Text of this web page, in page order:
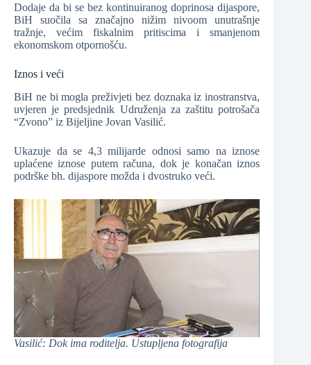
Dodaje da bi se bez kontinuiranog doprinosa dijaspore,
BiH suočila sa značajno nižim nivoom unutrašnje
tražnje, većim fiskalnim pritiscima i smanjenom
ekonomskom otpornošću.
Iznos i veći
BiH ne bi mogla preživjeti bez doznaka iz inostranstva,
uvjeren je predsjednik Udruženja za zaštitu potrošača
“Zvono” iz Bijeljine Jovan Vasilić.
Ukazuje da se 4,3 milijarde odnosi samo na iznose
uplaćene iznose putem računa, dok je konačan iznos
podrške bh. dijaspore možda i dvostruko veći.
Vasilić: Dok ima roditelja. Ustupljena fotografija